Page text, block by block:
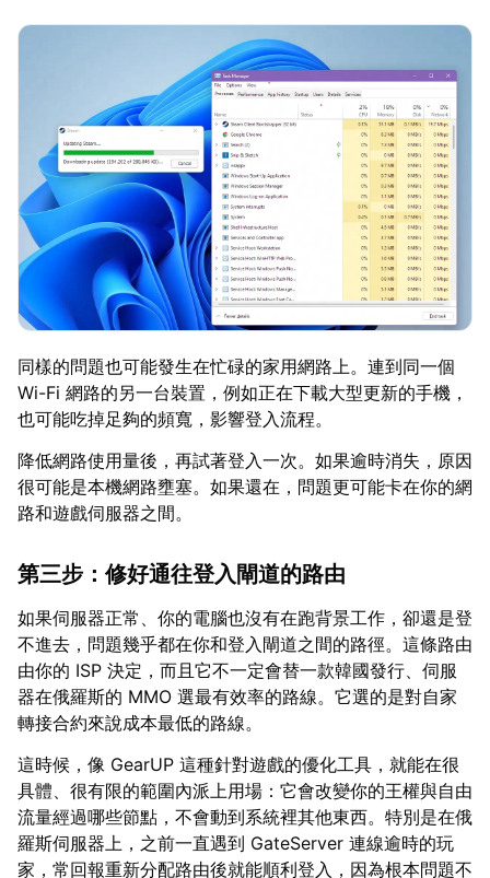
同樣的問題也可能發生在忙碌的家用網路上。連到同一個
Wi-Fi 網路的另一台裝置，例如正在下載大型更新的手機，
也可能吃掉足夠的頻寬，影響登入流程。
降低網路使用量後，再試著登入一次。如果逾時消失，原因
很可能是本機網路壅塞。如果還在，問題更可能卡在你的網
路和遊戲伺服器之間。
第三步：修好通往登入閘道的路由
如果伺服器正常、你的電腦也沒有在跑背景工作，卻還是登
不進去，問題幾乎都在你和登入閘道之間的路徑。這條路由
由你的 ISP 決定，而且它不一定會替一款韓國發行、伺服
器在俄羅斯的 MMO 選最有效率的路線。它選的是對自家
轉接合約來說成本最低的路線。
這時候，像 GearUP 這種針對遊戲的優化工具，就能在很
具體、很有限的範圍內派上用場：它會改變你的王權與自由
流量經過哪些節點，不會動到系統裡其他東西。特別是在俄
羅斯伺服器上，之前一直遇到 GateServer 連線逾時的玩
家，常回報重新分配路由後就能順利登入，因為根本問題不